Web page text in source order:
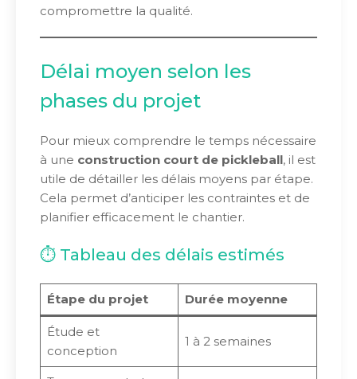
compromettre la qualité.
Délai moyen selon les
phases du projet
Pour mieux comprendre le temps nécessaire
à une construction court de pickleball, il est
utile de détailler les délais moyens par étape.
Cela permet d’anticiper les contraintes et de
planifier efficacement le chantier.
⏱ Tableau des délais estimés
Étape du projet Durée moyenne
Étude et
conception
1 à 2 semaines